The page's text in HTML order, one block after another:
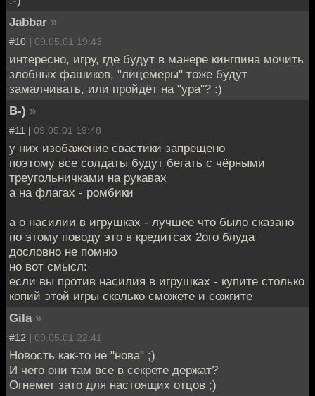
Jabbar »
#10 | 09.05.01 19:43
интересно, игру, где будут в манере кингпина мочить
злобных фашиков, "лицемеры" тоже будут
замалчивать, или пройдёт на "ура"? :)
B-) »
#11 | 09.05.01 19:48
у них изобажение свастики запрещено
поэтому все солдаты будут бегать с чёрными
треугольничками на рукавах
а на флагах - ромбики
а о насилии в игрушках - лучшее что было сказано
по этому поводу это в кредитсах 2ого блуда
дословно не помню
но вот смысл:
если вы против насилия в игрушках - купите столько
копий этой игры сколько сможете и сожгите
Gila »
#12 | 09.05.01 22:41
Новость как-то не "нова" ;)
И чего они там все в секрете держат?
Огнемет зато для настоящих отцов ;)